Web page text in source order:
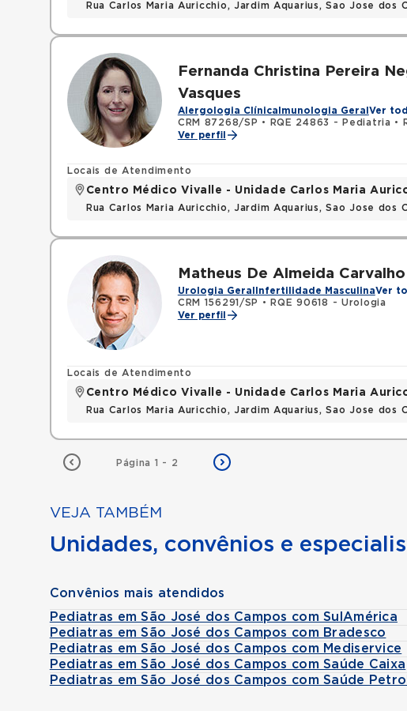
Rua Carlos Maria Auricchio, Jardim Aquarius, Sao Jose dos
Fernanda Christina Pereira
Vasques
Alergologia Clínica Imunologia Geral Ver
CRM 87268/SP • RQE 24863 - Pediatria •
Ver perfil
Locais de Atendimento
Centro Médico Vivalle - Unidade Carlos Maria
Rua Carlos Maria Auricchio, Jardim Aquarius, Sao Jose dos
Matheus De Almeida
Urologia Geral Infertilidade MasculinaVer
CRM 156291/SP
•
RQE 90618 - Urologia
Ver perfil
Locais de Atendimento
Centro Médico Vivalle - Unidade Carlos Maria
Rua Carlos Maria Auricchio, Jardim Aquarius, Sao Jose dos
Página 1 - 2
VEJA TAMBÉM
Unidades, convênios e
Convênios mais atendidos
Pediatras em São José dos Campos com SulAmérica
Pediatras em São José dos Campos com Bradesco
Pediatras em São José dos Campos com Mediservice
Pediatras em São José dos Campos com Saúde Caixa
Pediatras em São José dos Campos com Saúde